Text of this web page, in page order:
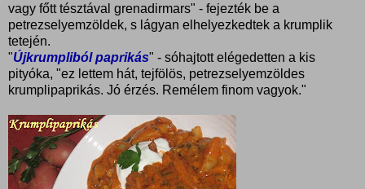
vagy főtt tésztával grenadirmars" - fejezték be a
petrezselyemzöldek, s lágyan elhelyezkedtek a krumplik
tetején.
"Újkrumpliból paprikás" - sóhajtott elégedetten a kis
pityóka, "ez lettem hát, tejfölös, petrezselyemzöldes
krumplipaprikás. Jó érzés. Remélem finom vagyok."